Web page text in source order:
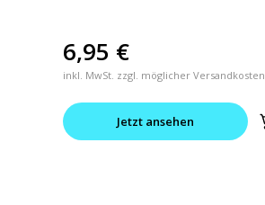
6,95 €
inkl. MwSt. zzgl. möglicher Versandkosten
Jetzt ansehen